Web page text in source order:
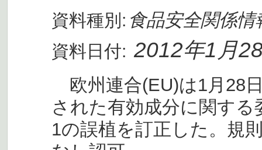
資料種別: 食品安全関係情
資料日付: 2012年1月
欧州連合(EU)は1月28
された有効成分に関する
1の誤植を訂正した。規